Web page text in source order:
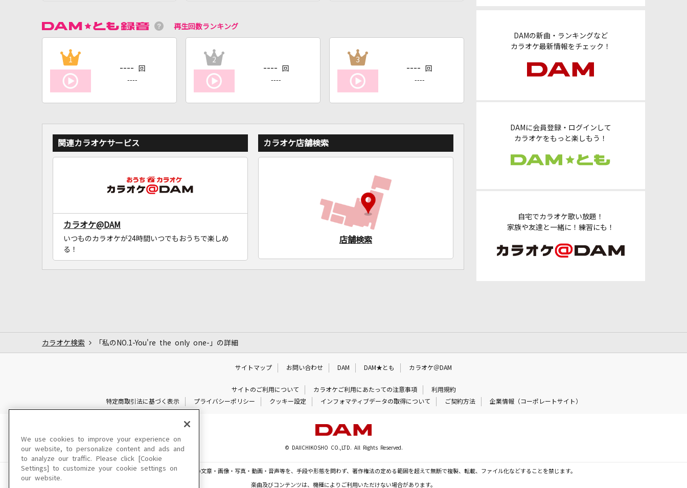
DAMの新曲・ランキングなど
カラオケ最新情報をチェック！
DAMに会員登録・ログインして
カラオケをもっと楽しもう！
自宅でカラオケ歌い放題！
家族や友達と一緒に！練習にも！
再生回数ランキング
1
---- 回
----
2
---- 回
----
3
---- 回
----
関連カラオケサービス
カラオケ@DAM
いつものカラオケが24時間いつでもおうちで楽しめ
る！
カラオケ店舗検索
店舗検索
カラオケ検索 「私のNO.1-You're the only one-」の詳細
サイトマップ お問い合わせ DAM DAM★とも カラオケ＠DAM
サイトのご利用について カラオケご利用にあたっての注意事項
利用規約
特定商取引法に基づく表示
プライバシーポリシー クッキー設定 インフォマティブデータの取得について ご契約方法 企業情報（コーポレートサイト）
© DAIICHIKOSHO CO.,LTD. All Rights Reserved.
このサイトに掲載されている一切の文章・画像・写真・動画・音声等を、手段や形態を問わず、著作権法の定める範囲を超えて無断で複製、転載、ファイル化などすることを禁じます。
楽曲及びコンテンツは、機種によりご利用いただけない場合があります。
We use cookies to improve your experience on
our website, to personalize content and ads and
to analyze our traffic. Please click [Cookie
Settings] to customize your cookie settings on
our website.